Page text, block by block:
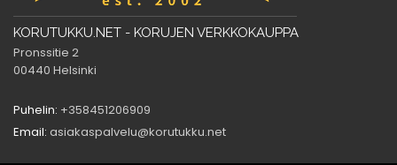
KORUTUKKU.NET - KORUJEN VERKKOKAUPPA
Pronssitie 2
00440 Helsinki
Puhelin: +358451206909
Email: asiakaspalvelu@korutukku.net